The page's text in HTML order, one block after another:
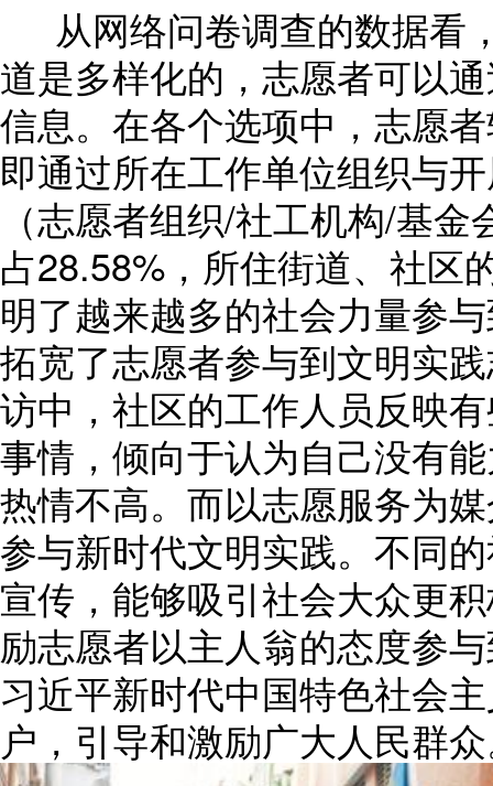
从网络问卷调查的数据看
道是多样化的，志愿者可以
信息。在各个选项中，志愿
即通过所在工作单位组织与
（志愿者组织/社工机构/基
占28.58%，所住街道、社区
明了越来越多的社会力量参
拓宽了志愿者参与到文明实
访中，社区的工作人员反映
事情，倾向于认为自己没有
热情不高。而以志愿服务为
参与新时代文明实践。不同
宣传，能够吸引社会大众更
励志愿者以主人翁的态度参
习近平新时代中国特色社会
户，引导和激励广大人民群